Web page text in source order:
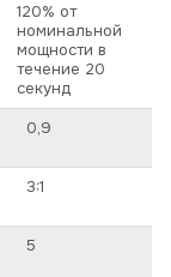
120% от
номинальной
мощности в
течение 20
секунд
0,9
3:1
5